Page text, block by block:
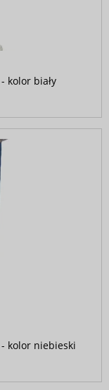
kolor biały
kolor niebieski